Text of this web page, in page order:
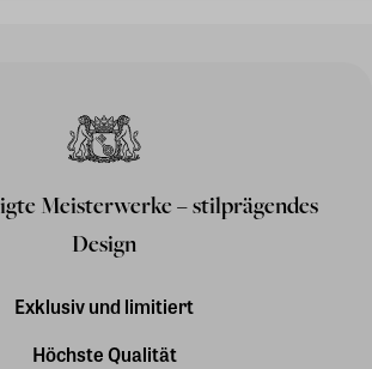
Meisterwerke – stilprägendes
Design
Exklusiv und limitiert
Höchste Qualität